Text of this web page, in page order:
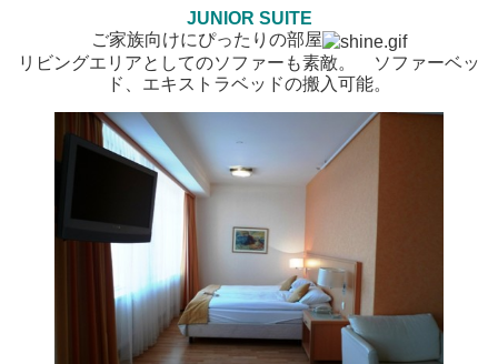
JUNIOR SUITE
ご家族向けにぴったりの部屋
リビングエリアとしてのソファーも素敵。 ソファーベッ
ド、エキストラベッドの搬入可能。